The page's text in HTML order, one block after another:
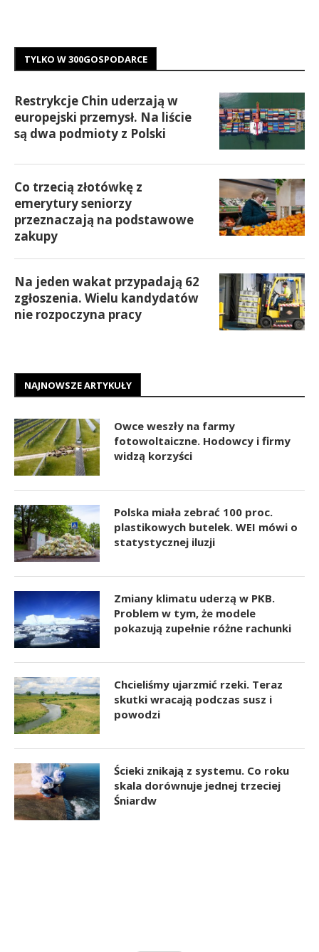
TYLKO W 300GOSPODARCE
Restrykcje Chin uderzają w
europejski przemysł. Na liście
są dwa podmioty z Polski
Co trzecią złotówkę z
emerytury seniorzy
przeznaczają na podstawowe
zakupy
Na jeden wakat przypadają 62
zgłoszenia. Wielu kandydatów
nie rozpoczyna pracy
NAJNOWSZE ARTYKUŁY
Owce weszły na farmy
fotowoltaiczne. Hodowcy i firmy
widzą korzyści
Polska miała zebrać 100 proc.
plastikowych butelek. WEI mówi o
statystycznej iluzji
Zmiany klimatu uderzą w PKB.
Problem w tym, że modele
pokazują zupełnie różne rachunki
Chcieliśmy ujarzmić rzeki. Teraz
skutki wracają podczas susz i
powodzi
Ścieki znikają z systemu. Co roku
skala dorównuje jednej trzeciej
Śniardw